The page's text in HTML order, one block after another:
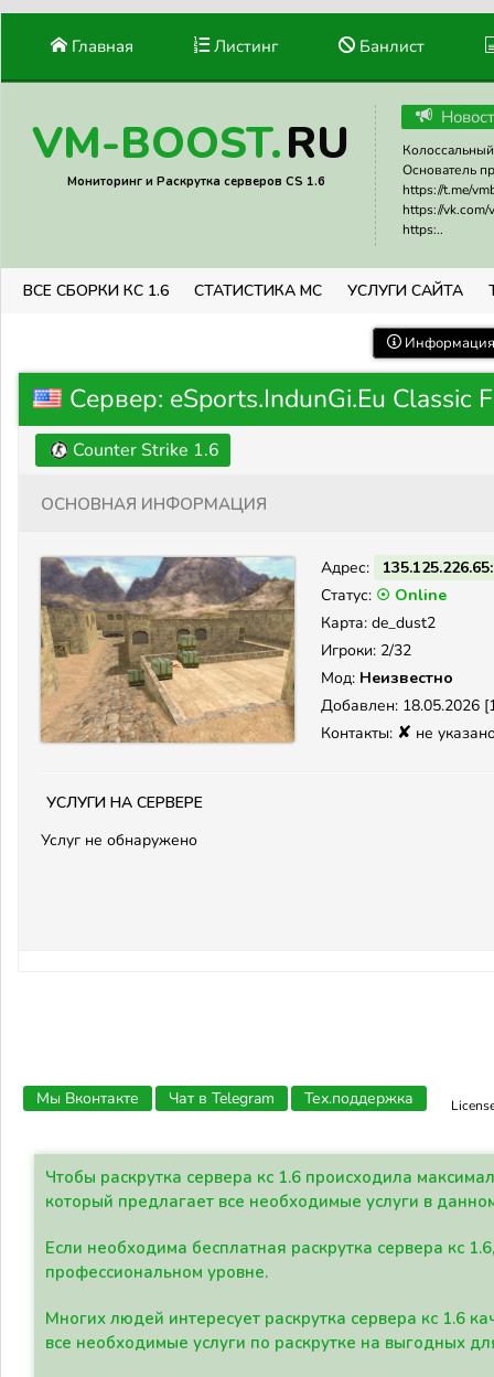
Главная Листинг Банлист
VM-BOOST.RU
Мониторинг и Раскрутка серверов CS 1.6
Основатель
https://t.me/
https://vk.com/
https:..
ВСЕ СБОРКИ КС 1.6 СТАТИСТИКА МС УСЛУГИ САЙТА
Сервер: eSports.IndunGi.Eu Classic
Counter Strike 1.6
Основная информация
Адрес:
Статус: ☉ Online
Карта: de_dust2
Игроки: 2/32
Мод: Неизвестно
Добавлен: 18.05.2026
Контакты: ✘ не
Услуги на сервере
Услуг не обнаружено
Мы Вконтакте Чат в Telegram Тех.поддержка
Чтобы раскрутка сервера кс 1.6 происходила
который предлагает все необходимые услуги в
Если необходима бесплатная раскрутка сервера кс
профессиональном уровне.
Многих людей интересует раскрутка сервера кс 1.6
все необходимые услуги по раскрутке на выгодных